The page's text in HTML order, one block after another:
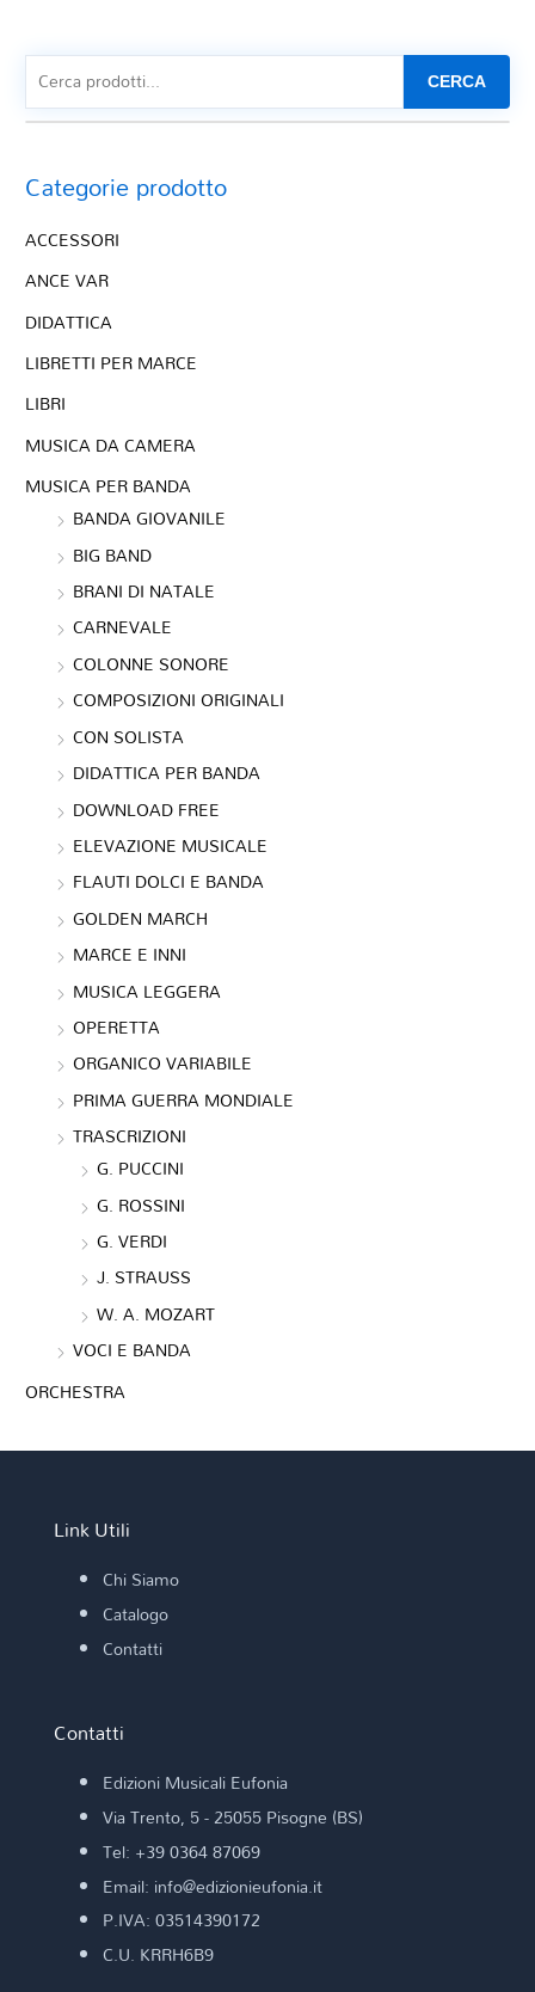
CERCA
Categorie prodotto
ACCESSORI
ANCE VAR
DIDATTICA
LIBRETTI PER MARCE
LIBRI
MUSICA DA CAMERA
MUSICA PER BANDA
BANDA GIOVANILE
BIG BAND
BRANI DI NATALE
CARNEVALE
COLONNE SONORE
COMPOSIZIONI ORIGINALI
CON SOLISTA
DIDATTICA PER BANDA
DOWNLOAD FREE
ELEVAZIONE MUSICALE
FLAUTI DOLCI E BANDA
GOLDEN MARCH
MARCE E INNI
MUSICA LEGGERA
OPERETTA
ORGANICO VARIABILE
PRIMA GUERRA MONDIALE
TRASCRIZIONI
G. PUCCINI
G. ROSSINI
G. VERDI
J. STRAUSS
W. A. MOZART
VOCI E BANDA
ORCHESTRA
Link Utili
Chi Siamo
Catalogo
Contatti
Contatti
Edizioni Musicali Eufonia
Via Trento, 5 - 25055 Pisogne (BS)
Tel: +39 0364 87069
Email: info@edizionieufonia.it
P.IVA: 03514390172
C.U. KRRH6B9